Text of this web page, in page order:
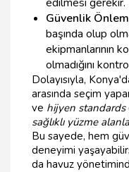
Güvenlik
başında olup
ekipmanlarının
olmadığını
Dolayısıyla,
arasında seçim
ve hijyen standards
sağlıklı yüzme
Bu sayede, hem
deneyimi
da havuz